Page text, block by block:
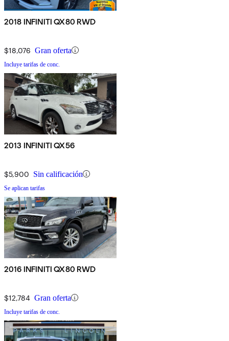
2018 INFINITI QX80 RWD
$18,076 Gran oferta
Incluye tarifas de conc.
2013 INFINITI QX56
$5,900 Sin calificación
Se aplican tarifas
2016 INFINITI QX80 RWD
$12,784 Gran oferta
Incluye tarifas de conc.